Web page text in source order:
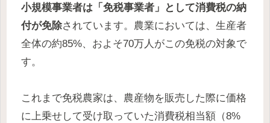
小規模事業者は「免税事業者」として消費税の納
付が免除されています。農業においては、生産者
全体の約85%、およそ70万人がこの免税の対象で
す。
これまで免税農家は、農産物を販売した際に価格
に上乗せして受け取っていた消費税相当額（8%